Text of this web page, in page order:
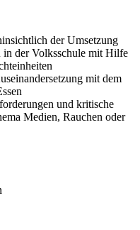
der Umsetzung
in der Volksschule mit Hilfe
mit dem
und kritische
Medien, Rauchen oder